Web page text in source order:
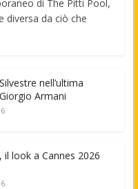
di The Pitti Pool,
diversa da ciò che
nell’ultima
Armani
il look a Cannes 2026